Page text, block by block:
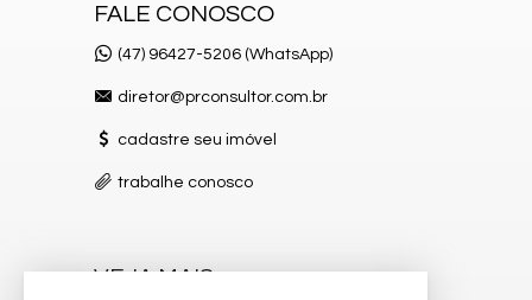
Portaria 24hrs
Características do Imóvel
Área de Serviço
Sala de Jantar
FALE CONOSCO
(47) 96427-5206 (WhatsApp)
diretor@prconsultor.com.br
cadastre seu imóvel
trabalhe conosco
VEJA MAIS